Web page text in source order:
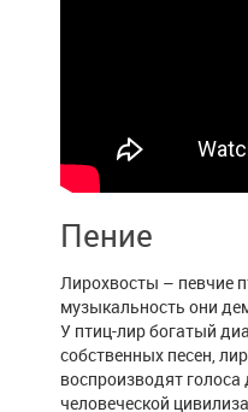
Пение
Лирохвосты – певчие
музыкальность они
У птиц-лир богатый
собственных песен,
воспроизводят
человеческой